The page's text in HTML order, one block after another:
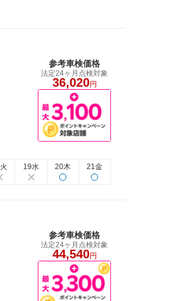
参考車検価格
法定24ヶ月点検対象
36,020円
19水 20木 21金
参考車検価格
法定24ヶ月点検対象
44,540円